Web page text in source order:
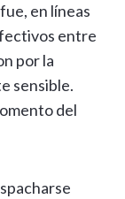
p
y
Li
n
m
p
ar
ti
en líneas
entre
por la
sensible.
del